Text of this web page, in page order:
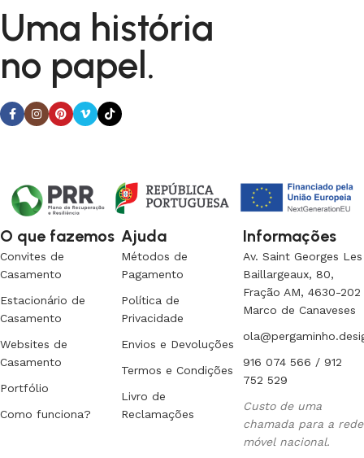
O que fazemos
Convites de
Casamento
Estacionário de
Casamento
Websites de
Casamento
Portfólio
Como funciona?
Ajuda
Métodos de
Pagamento
Política de
Privacidade
Envios e Devoluções
Termos e Condições
Livro de
Reclamações
Informações
Av. Saint Georges Les
Baillargeaux, 80,
Fração AM, 4630-202
Marco de Canaveses
916 074 566 / 912
752 529
Custo de uma
chamada para a rede
móvel nacional.
Uma história
no papel.